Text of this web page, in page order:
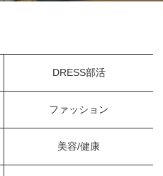
DRESS部活
ファッション
美容/健康